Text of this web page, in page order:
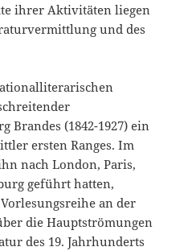
ihrer Aktivitäten liegen
und des
(1842-1927) ein
ersten Ranges. Im
nach London, Paris,
geführt hatten,
an der
die Hauptströmungen
des 19. Jahrhunderts